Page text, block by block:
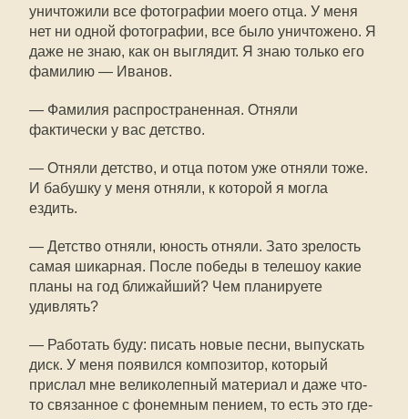
уничтожили все фотографии моего отца. У меня
нет ни одной фотографии, все было уничтожено. Я
даже не знаю, как он выглядит. Я знаю только его
фамилию — Иванов.
— Фамилия распространенная. Отняли
фактически у вас детство.
— Отняли детство, и отца потом уже отняли тоже.
И бабушку у меня отняли, к которой я могла
ездить.
— Детство отняли, юность отняли. Зато зрелость
самая шикарная. После победы в телешоу какие
планы на год ближайший? Чем планируете
удивлять?
— Работать буду: писать новые песни, выпускать
диск. У меня появился композитор, который
прислал мне великолепный материал и даже что-
то связанное с фонемным пением, то есть это где-